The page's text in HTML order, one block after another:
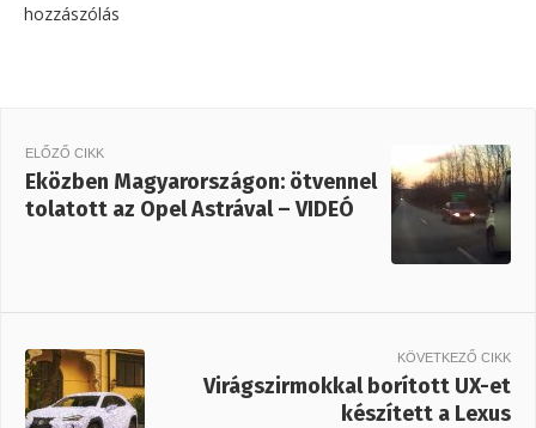
hozzászólás
ELŐZŐ CIKK
Eközben Magyarországon: ötvennel
tolatott az Opel Astrával – VIDEÓ
KÖVETKEZŐ CIKK
Virágszirmokkal borított UX-et
készített a Lexus